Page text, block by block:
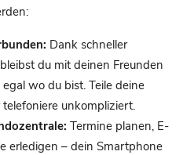
Dank schneller
du mit deinen Freunden
wo du bist. Teile deine
unkompliziert.
Termine planen, E-
erledigen – dein Smartphone